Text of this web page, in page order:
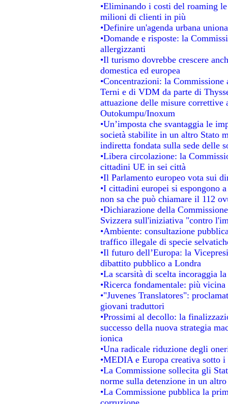
•Eliminando i costi del roaming
milioni di clienti in più
•Definire un'agenda urbana
•Domande e risposte: la
allergizzanti
•Il turismo dovrebbe crescere
domestica ed europea
•Concentrazioni: la
Terni e di VDM da parte di
attuazione delle misure correttive
Outokumpu/Inoxum
•Un’imposta che svantaggia le
società stabilite in un altro Stato
indiretta fondata sulla sede delle
•Libera circolazione: la
cittadini UE in sei città
•Il Parlamento europeo vota sui
•I cittadini europei si espongono
non sa che può chiamare il 112
•Dichiarazione della
Svizzera sull'iniziativa "contro
•Ambiente: consultazione
traffico illegale di specie
•Il futuro dell’Europa: la
dibattito pubblico a Londra
•La scarsità di scelta incoraggia
•Ricerca fondamentale: più
•"Juvenes Translatores":
giovani traduttori
•Prossimi al decollo: la
successo della nuova strategia
ionica
•Una radicale riduzione degli
•MEDIA e Europa creativa sotto
•La Commissione sollecita gli
norme sulla detenzione in un altro
•La Commissione pubblica la